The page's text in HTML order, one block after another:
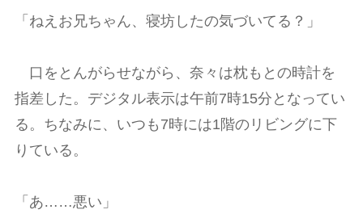
「ねえお兄ちゃん、寝坊したの気づいてる？」
口をとんがらせながら、奈々は枕もとの時計を
指差した。デジタル表示は午前7時15分となってい
る。ちなみに、いつも7時には1階のリビングに下
りている。
「あ……悪い」